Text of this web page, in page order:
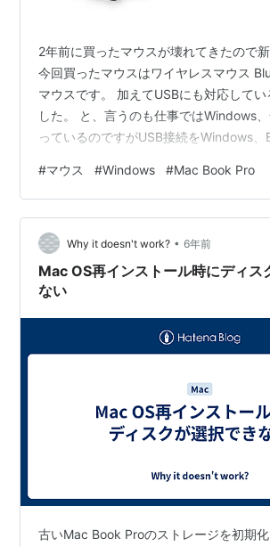
2年前に買ったマウスが壊れてきたので新
今回買ったマウスはワイヤレスマウス
マウスです。 加えてUSBにも対応してい
した。 と、言うのも仕事ではWindows
っているのですがUSB接続をWindows、
た。 結果大成功。 本体裏のスイッチ切
とても快適になりました。 値段もお手
プライム会員であれば注文した翌日には
じような環境の人に特におすすめです！
ヤレスマウス Bluetooth …
#マウス #Windows #Mac Book Pro
Why it doesn't work? • 6年前
Mac OS再インストール時にディス
ない
古いMac Book Proのストレージを初期